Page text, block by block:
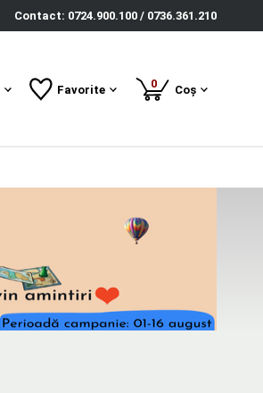
Contact: 0724.900.100 / 0736.361.210
Favorite 0produse
Coș